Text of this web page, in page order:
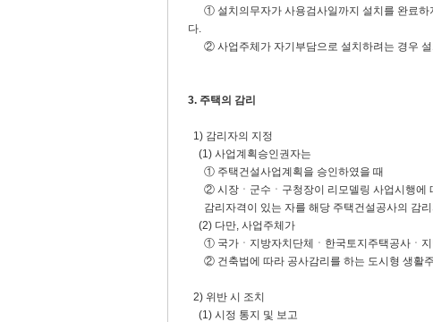
① 설치의무자가 사용검사일까지 설치를 완료하
다.
② 사업주체가 자기부담으로 설치하려는 경우 설
3. 주택의 감리
1) 감리자의 지정
(1) 사업계획승인권자는
① 주택건설사업계획을 승인하였을 때
② 시장ㆍ군수ㆍ구청장이 리모델링 사업시행에
감리자격이 있는 자를 해당 주택건설공사의 감
(2) 다만, 사업주체가
① 국가ㆍ지방자치단체ㆍ한국토지주택공사ㆍ지
② 건축법에 따라 공사감리를 하는 도시형 생활
2) 위반 시 조치
(1) 시정 통지 및 보고